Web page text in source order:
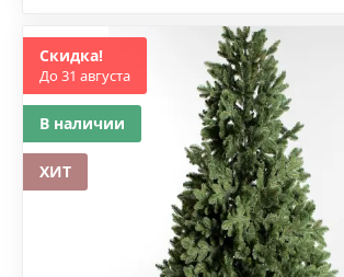
Скидка!
До 31 августа
В наличии
ХИТ